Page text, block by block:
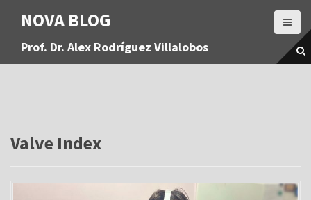
a
NOVA BLOG
Prof. Dr. Alex Rodríguez Villalobos
Valve Index